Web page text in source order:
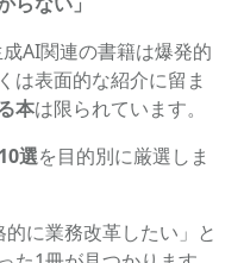
AI関連の書籍は爆発的
は表面的な紹介に留ま
本は限られています。
選を目的別に厳選しま
的に業務改革したい」と